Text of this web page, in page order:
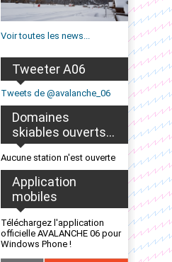
Voir toutes les news...
Tweeter A06
Tweets de @avalanche_06
Domaines
skiables ouverts...
Aucune station n'est ouverte
Application
mobiles
Téléchargez l'application
officielle AVALANCHE 06 pour
Windows Phone !